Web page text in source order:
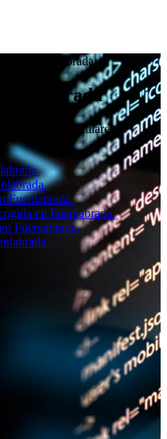
Fuenlabrada
particulares y
Fuenlabrada.
en Fuenlabrada.
Fuenlabrada.